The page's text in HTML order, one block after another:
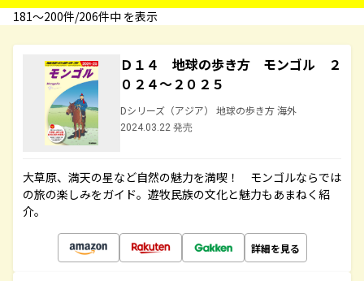
181〜200件/206件中 を表示
Ｄ１４ 地球の歩き方 モンゴル ２
０２４～２０２５
Dシリーズ（アジア） 地球の歩き方 海外
2024.03.22 発売
大草原、満天の星など自然の魅力を満喫！ モンゴルならでは
の旅の楽しみをガイド。遊牧民族の文化と魅力もあまねく紹
介。
詳細を見る